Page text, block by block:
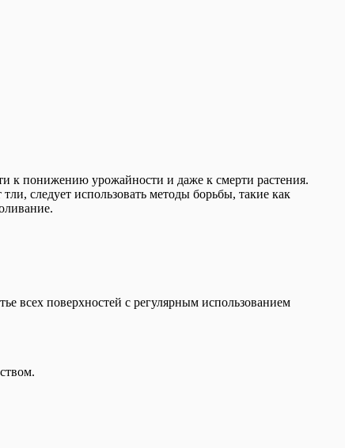
к понижению урожайности и даже к смерти растения.
следует использовать методы борьбы, такие как
всех поверхностей с регулярным использованием